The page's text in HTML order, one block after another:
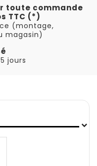
toute commande
TTC (*)
(montage,
magasin)
jours